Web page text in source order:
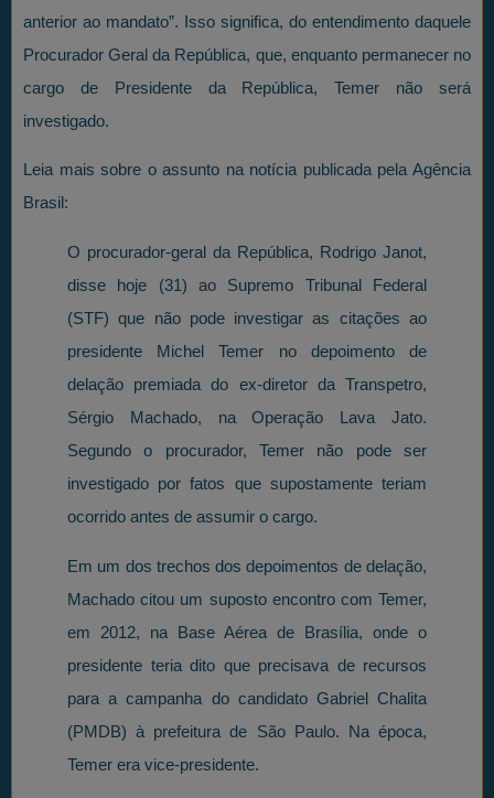
anterior ao mandato”. Isso significa, do entendimento daquele
Procurador Geral da República, que, enquanto permanecer no
cargo de Presidente da República, Temer não será
investigado.
Leia mais sobre o assunto na notícia publicada pela Agência
Brasil:
O procurador-geral da República, Rodrigo Janot,
disse hoje (31) ao Supremo Tribunal Federal
(STF) que não pode investigar as citações ao
presidente Michel Temer no depoimento de
delação premiada do ex-diretor da Transpetro,
Sérgio Machado, na Operação Lava Jato.
Segundo o procurador, Temer não pode ser
investigado por fatos que supostamente teriam
ocorrido antes de assumir o cargo.
Em um dos trechos dos depoimentos de delação,
Machado citou um suposto encontro com Temer,
em 2012, na Base Aérea de Brasília, onde o
presidente teria dito que precisava de recursos
para a campanha do candidato Gabriel Chalita
(PMDB) à prefeitura de São Paulo. Na época,
Temer era vice-presidente.